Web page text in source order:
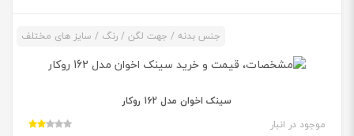
جنس بدنه / جهت لگن / رنگ / سایز های مختلف
سینک اخوان مدل 162 روکار
موجود در انبار